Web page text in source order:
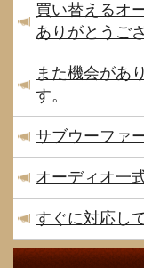
買い替えるオ
ありがとうご
また機会があ
す。
サブウーファ
オーディオ一
すぐに対応し